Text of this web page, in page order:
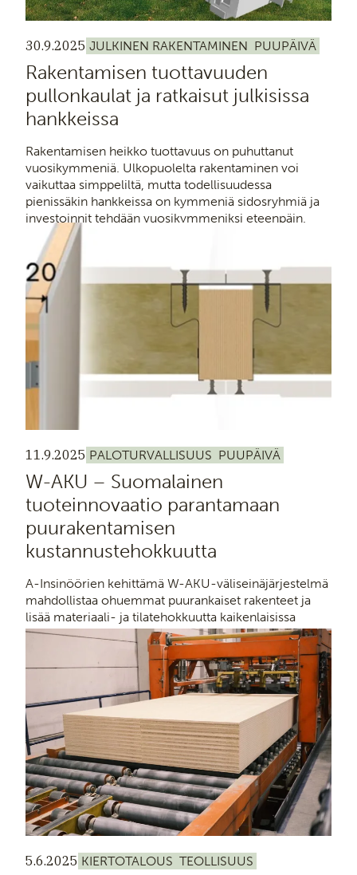
30.9.2025 JULKINEN RAKENTAMINEN PUUPÄIVÄ
Rakentamisen tuottavuuden
pullonkaulat ja ratkaisut julkisissa
hankkeissa
Rakentamisen heikko tuottavuus on puhuttanut
vuosikymmeniä. Ulkopuolelta rakentaminen voi
vaikuttaa simppeliltä, mutta todellisuudessa
pienissäkin hankkeissa on kymmeniä sidosryhmiä ja
investoinnit tehdään vuosikymmeniksi eteenpäin.
11.9.2025 PALOTURVALLISUUS PUUPÄIVÄ
W-AKU – Suomalainen
tuoteinnovaatio parantamaan
puurakentamisen
kustannustehokkuutta
A-Insinöörien kehittämä W-AKU-väliseinäjärjestelmä
mahdollistaa ohuemmat puurankaiset rakenteet ja
lisää materiaali- ja tilatehokkuutta kaikenlaisissa
kohteissa.
5.6.2025 KIERTOTALOUS TEOLLISUUS